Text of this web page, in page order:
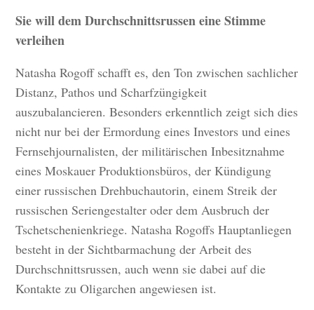
Sie will dem Durchschnittsrussen eine Stimme
verleihen
Natasha Rogoff schafft es, den Ton zwischen sachlicher
Distanz, Pathos und Scharfzüngigkeit
auszubalancieren. Besonders erkenntlich zeigt sich dies
nicht nur bei der Ermordung eines Investors und eines
Fernsehjournalisten, der militärischen Inbesitznahme
eines Moskauer Produktionsbüros, der Kündigung
einer russischen Drehbuchautorin, einem Streik der
russischen Seriengestalter oder dem Ausbruch der
Tschetschenienkriege. Natasha Rogoffs Hauptanliegen
besteht in der Sichtbarmachung der Arbeit des
Durchschnittsrussen, auch wenn sie dabei auf die
Kontakte zu Oligarchen angewiesen ist.